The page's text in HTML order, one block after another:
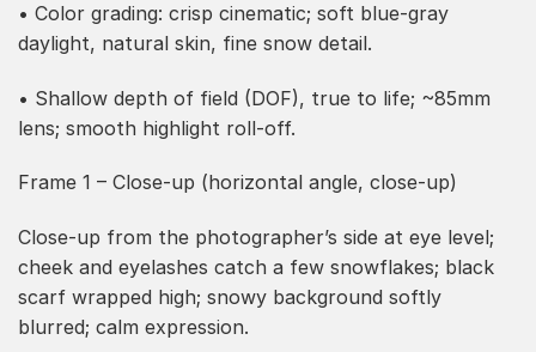
• Color grading: crisp cinematic; soft blue-gray
daylight, natural skin, fine snow detail.
• Shallow depth of field (DOF), true to life; ~85mm
lens; smooth highlight roll-off.
Frame 1 – Close-up (horizontal angle, close-up)
Close-up from the photographer’s side at eye level;
cheek and eyelashes catch a few snowflakes; black
scarf wrapped high; snowy background softly
blurred; calm expression.